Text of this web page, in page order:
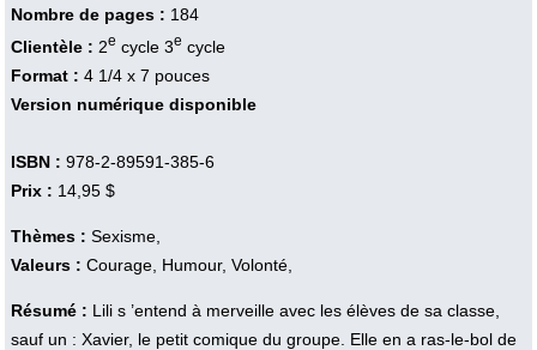
Nombre de pages : 184
Clientèle : 2e cycle 3e cycle
Format : 4 1/4 x 7 pouces
Version numérique disponible
ISBN : 978-2-89591-385-6
Prix : 14,95 $
Thèmes : Sexisme,
Valeurs : Courage, Humour, Volonté,
Résumé : Lili s ’entend à merveille avec les élèves de sa classe,
sauf un : Xavier, le petit comique du groupe. Elle en a ras-le-bol de